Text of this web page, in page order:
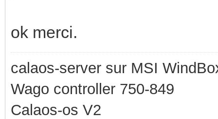
ok merci.
calaos-server sur MSI
Wago controller 750-849
Calaos-os V2